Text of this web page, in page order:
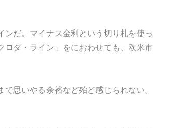
だ。マイナス金利という切り札を使っ
ダ・ライン」をにおわせても、欧米市
思いやる余裕など殆ど感じられない。